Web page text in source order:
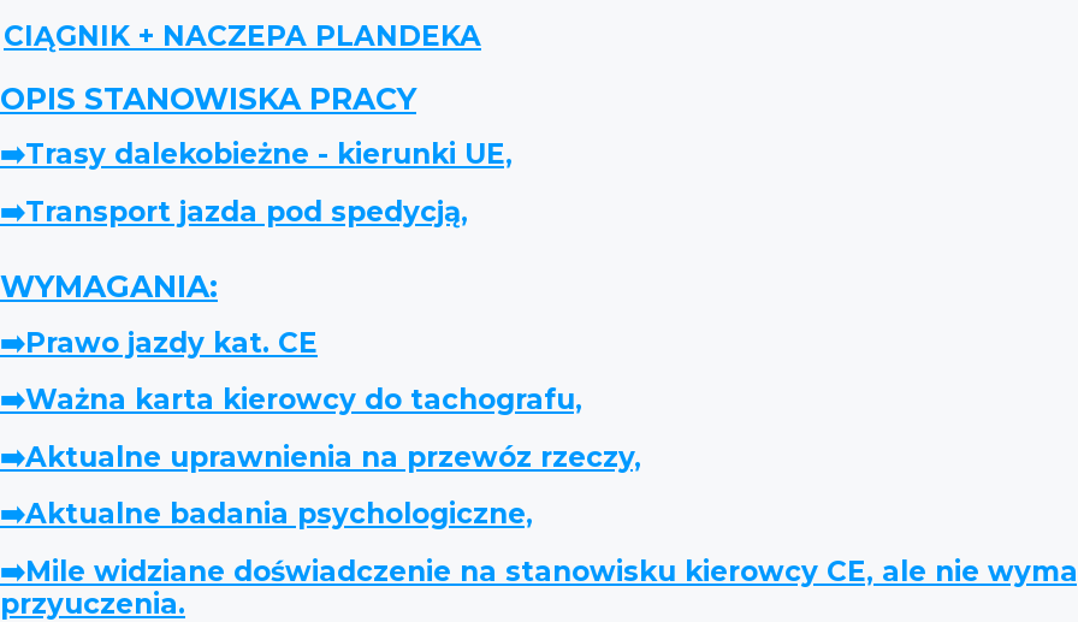
CIĄGNIK + NACZEPA PLANDEKA
OPIS STANOWISKA PRACY
➡️Trasy dalekobieżne - kierunki UE,
➡️Transport jazda pod spedycją,
WYMAGANIA:
➡️Prawo jazdy kat. CE
➡️Ważna karta kierowcy do tachografu,
➡️Aktualne uprawnienia na przewóz rzeczy,
➡️Aktualne badania psychologiczne,
➡️Mile widziane doświadczenie na stanowisku kierowcy CE, ale nie
przyuczenia.